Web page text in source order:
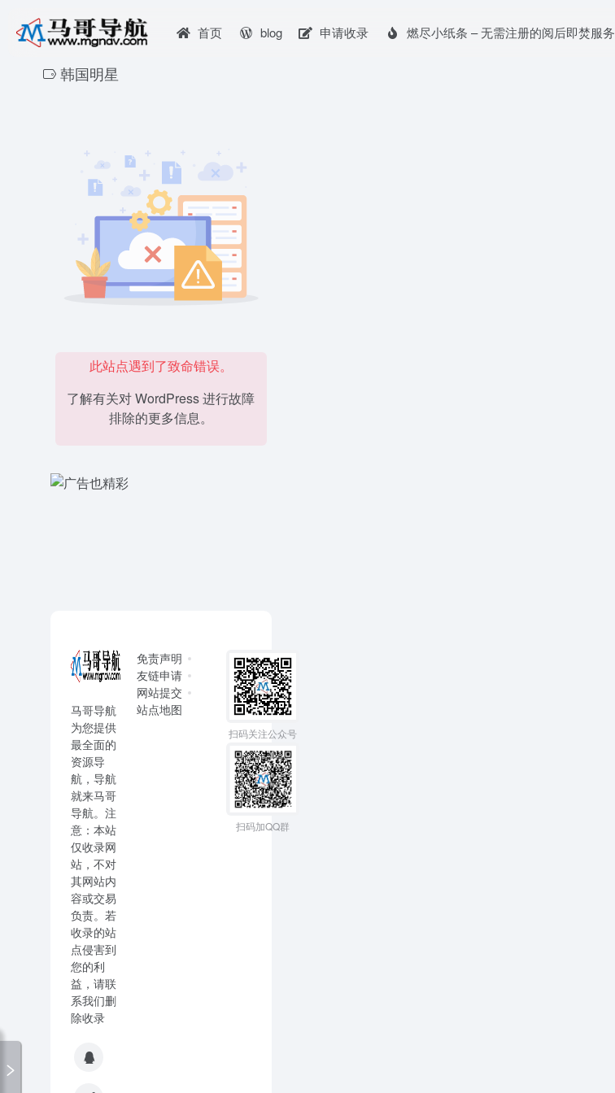
首页 blog 申请收录 燃尽小纸条 – 无需注册的阅后即焚服务
韩国明星
此站点遇到了致命错误。
了解有关对 WordPress 进行故障
排除的更多信息。
马哥导航
为您提供
最全面的
资源导
航，导航
就来马哥
导航。注
意：本站
仅收录网
站，不对
其网站内
容或交易
负责。若
收录的站
点侵害到
您的利
益，请联
系我们删
除收录
免责声明
友链申请
网站提交
站点地图
扫码关注公众号
扫码加QQ群